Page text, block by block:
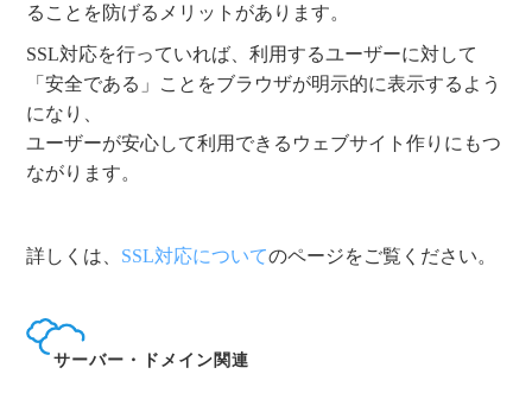
ることを防げるメリットがあります。
SSL対応を行っていれば、利用するユーザーに対して
「安全である」ことをブラウザが明示的に表示するよう
になり、
ユーザーが安心して利用できるウェブサイト作りにもつ
ながります。
詳しくは、 SSL対応についてのページをご覧ください。
サーバー・ドメイン関連